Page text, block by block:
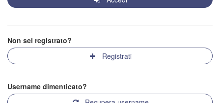
Non sei registrato?
Registrati
Username dimenticato?